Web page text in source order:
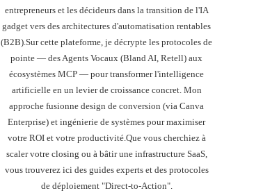
entrepreneurs et les décideurs dans la transition de l'IA
gadget vers des architectures d'automatisation rentables
(B2B).Sur cette plateforme, je décrypte les protocoles de
pointe — des Agents Vocaux (Bland AI, Retell) aux
écosystèmes MCP — pour transformer l'intelligence
artificielle en un levier de croissance concret. Mon
approche fusionne design de conversion (via Canva
Enterprise) et ingénierie de systèmes pour maximiser
votre ROI et votre productivité.Que vous cherchiez à
scaler votre closing ou à bâtir une infrastructure SaaS,
vous trouverez ici des guides experts et des protocoles
de déploiement "Direct-to-Action".